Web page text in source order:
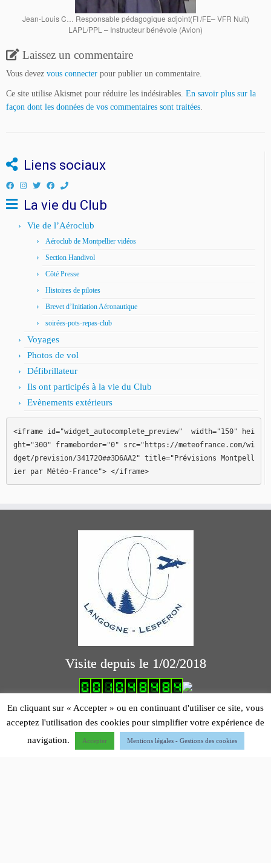
Jean-Louis C… Responsable pédagogique adjoint(FI /FE– VFR Nuit)
LAPL/PPL – Instructeur bénévole (Avion)
Laissez un commentaire
Vous devez vous connecter pour publier un commentaire.
Ce site utilise Akismet pour réduire les indésirables. En savoir plus sur la
façon dont les données de vos commentaires sont traitées.
Liens sociaux
La vie du Club
Vie de l’Aéroclub
Aéroclub de Montpellier vidéos
Section Handivol
Côté Presse
Histoires de pilotes
Brevet d’Initiation Aéronautique
soirées-pots-repas-club
Voyages
Photos de vol
Défibrillateur
Ils ont participés à la vie du Club
Evènements extérieurs
<iframe id="widget_autocomplete_preview"  width="150" hei
ght="300" frameborder="0" src="https://meteofrance.com/wi
dget/prevision/341720##3D6AA2" title="Prévisions Montpell
ier par Météo-France"> </iframe>
Visite depuis le 1/02/2018
Mentions légales
En cliquant sur « Accepter » ou en continuant d'utiliser ce site, vous
acceptez l'utilisation des cookies pour simplifier votre expérience de
navigation.
Accepter Mentions légales - Gestions des cookies